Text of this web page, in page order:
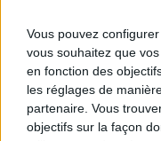
Vous pouvez
vous souhaitez que
en fonction des
les réglages de
partenaire. Vous
objectifs sur la façon
Cage